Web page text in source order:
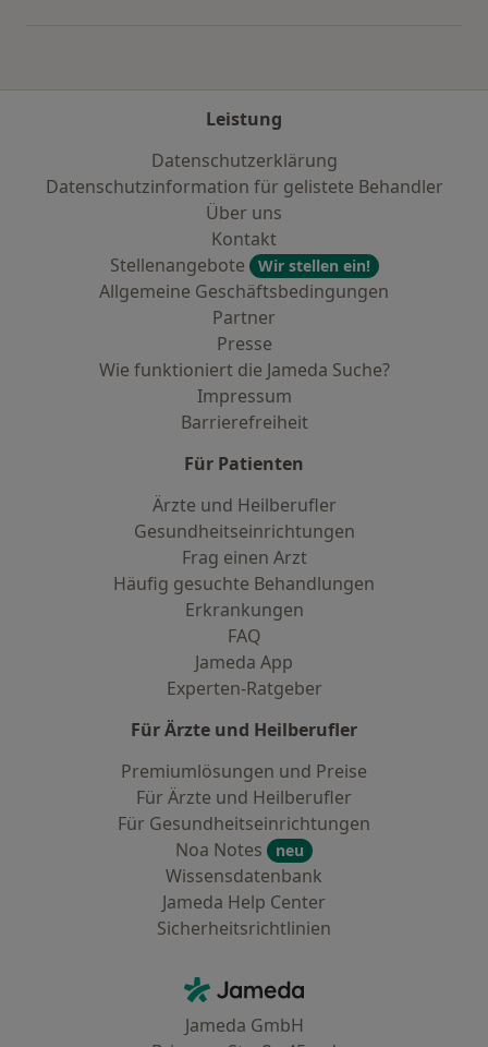
Leistung
Datenschutzerklärung
Datenschutzinformation für gelistete Behandler
Über uns
Kontakt
Stellenangebote
Wir stellen ein!
Allgemeine Geschäftsbedingungen
Partner
Presse
Wie funktioniert die Jameda Suche?
Impressum
Barrierefreiheit
Für Patienten
Ärzte und Heilberufler
Gesundheitseinrichtungen
Frag einen Arzt
Häufig gesuchte Behandlungen
Erkrankungen
FAQ
Jameda App
Experten-Ratgeber
Für Ärzte und Heilberufler
Premiumlösungen und Preise
Für Ärzte und Heilberufler
Für Gesundheitseinrichtungen
Noa Notes
neu
Wissensdatenbank
Jameda Help Center
Sicherheitsrichtlinien
Jameda - Startseite
Jameda GmbH